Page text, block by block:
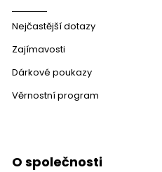
Nejčastější dotazy
Zajímavosti
Dárkové poukazy
Věrnostní program
O společnosti